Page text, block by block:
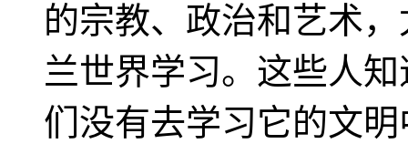
的宗教、政治和艺术
兰世界学习。这些人
们没有去学习它的文